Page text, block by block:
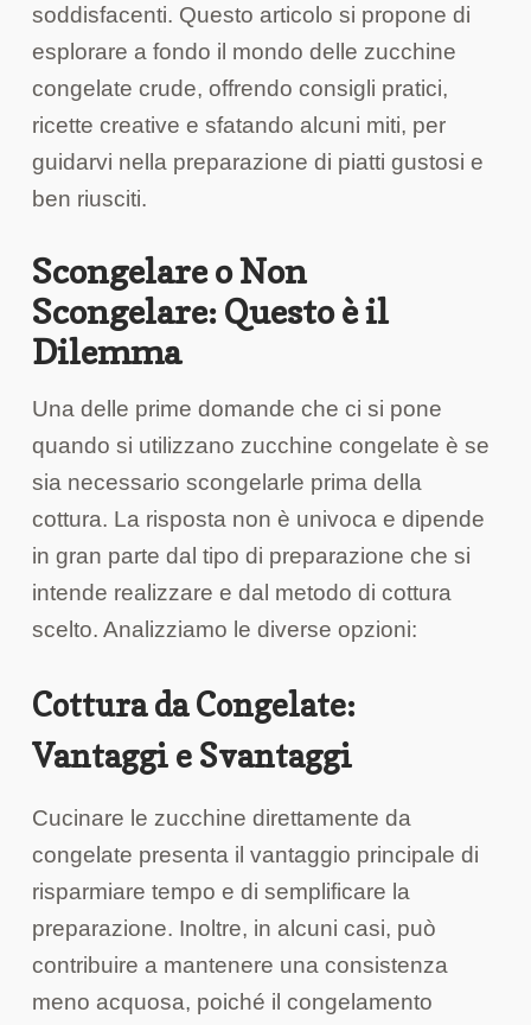
soddisfacenti. Questo articolo si propone di
esplorare a fondo il mondo delle zucchine
congelate crude, offrendo consigli pratici,
ricette creative e sfatando alcuni miti, per
guidarvi nella preparazione di piatti gustosi e
ben riusciti.
Scongelare o Non
Scongelare: Questo è il
Dilemma
Una delle prime domande che ci si pone
quando si utilizzano zucchine congelate è se
sia necessario scongelarle prima della
cottura. La risposta non è univoca e dipende
in gran parte dal tipo di preparazione che si
intende realizzare e dal metodo di cottura
scelto. Analizziamo le diverse opzioni:
Cottura da Congelate:
Vantaggi e Svantaggi
Cucinare le zucchine direttamente da
congelate presenta il vantaggio principale di
risparmiare tempo e di semplificare la
preparazione. Inoltre, in alcuni casi, può
contribuire a mantenere una consistenza
meno acquosa, poiché il congelamento